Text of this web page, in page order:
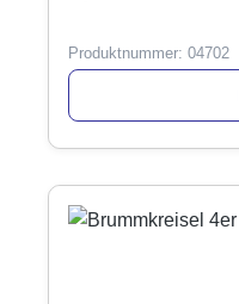
Produktnummer: 04702